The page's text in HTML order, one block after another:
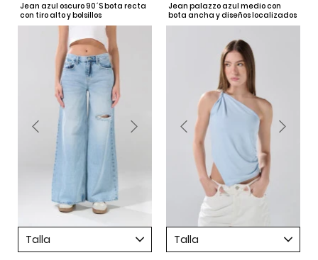
Jean azul oscuro 90´S bota recta
con tiro alto y bolsillos
Jean palazzo azul medio con
bota ancha y diseños localizados
Talla Talla